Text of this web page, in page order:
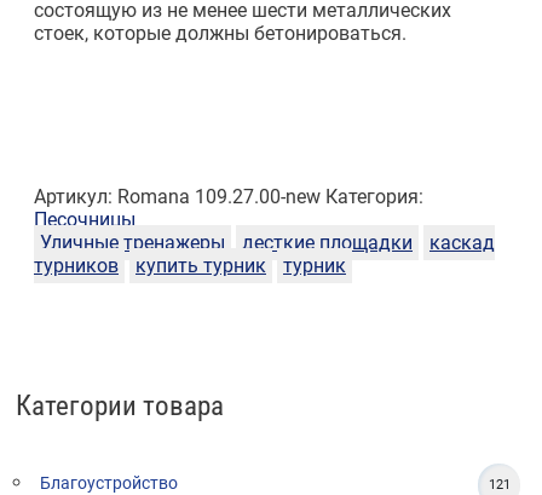
Категории товара
Благоустройство 121
состоящую из не менее шести металлических
стоек, которые должны бетонироваться.
Артикул: Romana 109.27.00-new Категория:
Песочницы
Уличные тренажеры
десткие площадки
каскад
турников
купить турник турник